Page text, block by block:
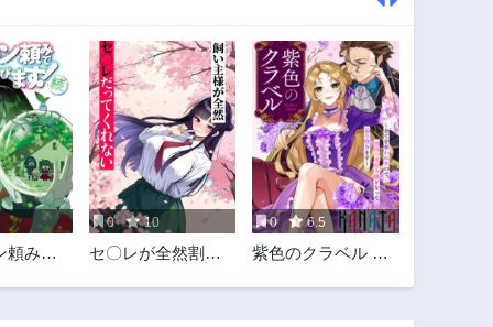
第7.5話
2年前
第7話
2年前
第4話
2年前
第3.5話
2年前
第1話
2年前
頼みで
0 10
セ〇レが全然割り
0 6.5
紫色のクラベル ～
嬢となって返り咲